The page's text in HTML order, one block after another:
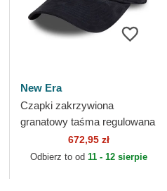
New Era
Czapki zakrzywiona
granatowy taśma regulowana
9TWENTY Suede New York
Yankees MLB New Era
672,95 zł
Odbierz to od 11 - 12 sierpie